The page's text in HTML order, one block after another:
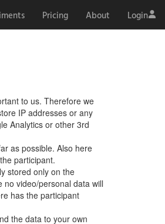
Pricing About Login
to us. Therefore we
IP addresses or any
Analytics or other 3rd
as possible. Also here
participant.
stored only on the
video/personal data will
has the participant
the data to your own